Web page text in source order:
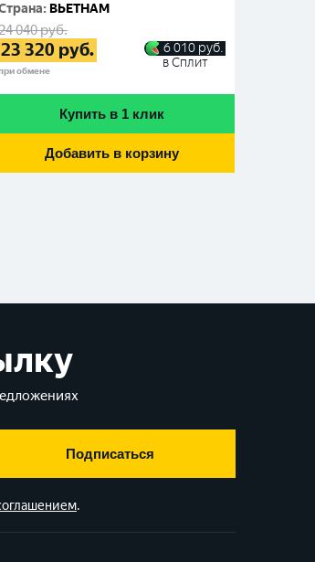
: ВЬЕТНАМ
040руб.
23 320 руб.
обмене
6 010 руб.
в Сплит
Купить в 1 клик
Добавить в корзину
Подписаться
.